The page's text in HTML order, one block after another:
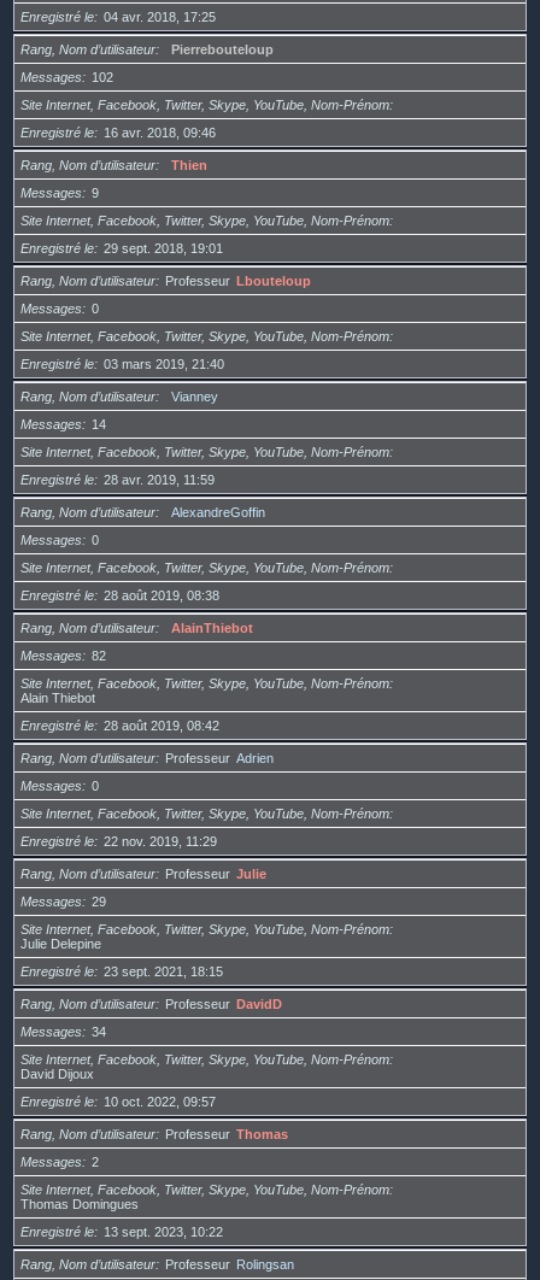
Enregistré le
04 avr. 2018, 17:25
Rang, Nom d’utilisateur
Pierrebouteloup
Messages
102
Site Internet, Facebook, Twitter, Skype, YouTube, Nom-Prénom
Enregistré le
16 avr. 2018, 09:46
Rang, Nom d’utilisateur
Thien
Messages
9
Site Internet, Facebook, Twitter, Skype, YouTube, Nom-Prénom
Enregistré le
29 sept. 2018, 19:01
Rang, Nom d’utilisateur Professeur Lbouteloup
Messages
0
Site Internet, Facebook, Twitter, Skype, YouTube, Nom-Prénom
Enregistré le
03 mars 2019, 21:40
Rang, Nom d’utilisateur
Vianney
Messages
14
Site Internet, Facebook, Twitter, Skype, YouTube, Nom-Prénom
Enregistré le
28 avr. 2019, 11:59
Rang, Nom d’utilisateur
AlexandreGoffin
Messages
0
Site Internet, Facebook, Twitter, Skype, YouTube, Nom-Prénom
Enregistré le
28 août 2019, 08:38
Rang, Nom d’utilisateur
AlainThiebot
Messages
82
Site Internet, Facebook, Twitter, Skype, YouTube, Nom-Prénom
Alain Thiebot
Enregistré le
28 août 2019, 08:42
Rang, Nom d’utilisateur Professeur Adrien
Messages
0
Site Internet, Facebook, Twitter, Skype, YouTube, Nom-Prénom
Enregistré le
22 nov. 2019, 11:29
Rang, Nom d’utilisateur Professeur Julie
Messages
29
Site Internet, Facebook, Twitter, Skype, YouTube, Nom-Prénom
Julie Delepine
Enregistré le
23 sept. 2021, 18:15
Rang, Nom d’utilisateur Professeur DavidD
Messages
34
Site Internet, Facebook, Twitter, Skype, YouTube, Nom-Prénom
David Dijoux
Enregistré le
10 oct. 2022, 09:57
Rang, Nom d’utilisateur Professeur Thomas
Messages
2
Site Internet, Facebook, Twitter, Skype, YouTube, Nom-Prénom
Thomas Domingues
Enregistré le
13 sept. 2023, 10:22
Rang, Nom d’utilisateur Professeur Rolingsan